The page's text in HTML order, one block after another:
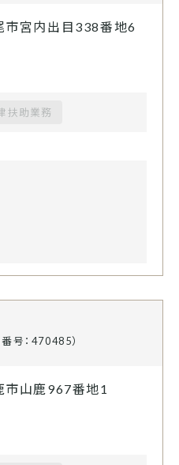
市宮内出目338番地6
扶助業務
番号：470485）
市山鹿967番地1